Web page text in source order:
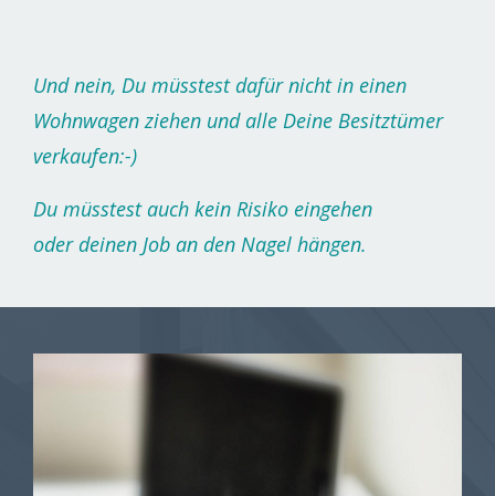
Und nein, Du müsstest dafür nicht in einen
Wohnwagen ziehen und alle Deine Besitztümer
verkaufen:-)
Du müsstest auch kein Risiko eingehen
oder deinen Job an den Nagel hängen.